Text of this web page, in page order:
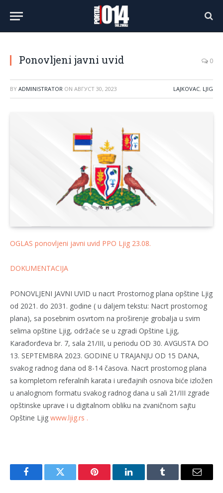
Ponovljeni javni uvid 0
BY ADMINISTRATOR ON АВГУСТ 30, 2023 LAJKOVAC, LJIG
OGLAS ponovljeni javni uvid PPO Ljig 23.08.
DOKUMENTACIJA
PONOVLJENI JAVNI UVID u nacrt Prostornog plana opštine Ljig
od 2021. do 2031. godine ( u daljem tekstu: Nacrt prostornog
plana), sa posebnim osvrtom na proširenje grobalja u svim
selima opštine Ljig, održaće se u zgradi Opštine Ljig,
Кarađorđeva br. 7, sala 21/III, u periodu OD 30. AVGUSTA DO
13. SEPTEMBRA 2023. GODINE U TRAJANJU OD 15 DANA,
svakog radnog dana od 8-14 časova. Nacrt prostornog plana
sa kompletom referalnih karata i uređajnih osnova biće izložen
u analognom formatu svakog radnog dana u sali 21/III zgrade
opštinske uprave i u digitalnom obliku na zvaničnom sajtu
Opštine Ljig www.ljig.rs .
FacebookTwitter Pinterest LinkedInTumblr Email